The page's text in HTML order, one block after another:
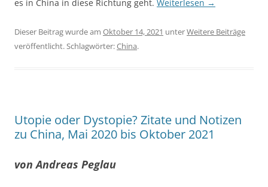
es in China in diese Richtung geht. Weiterlesen →
Dieser Beitrag wurde am Oktober 14, 2021 unterWeitere Beiträge
veröffentlicht. Schlagwörter:China.
Utopie oder Dystopie? Zitate und Notizen
zu China, Mai 2020 bis Oktober 2021
von Andreas Peglau